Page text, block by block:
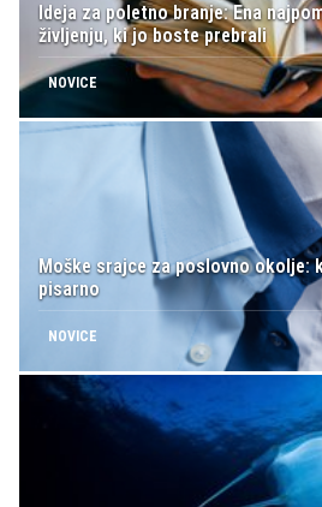
Ideja za poletno branje: Ena
življenju, ki jo boste prebrali
NOVICE
Moške srajce za poslovno okolje:
pisarno
NOVICE